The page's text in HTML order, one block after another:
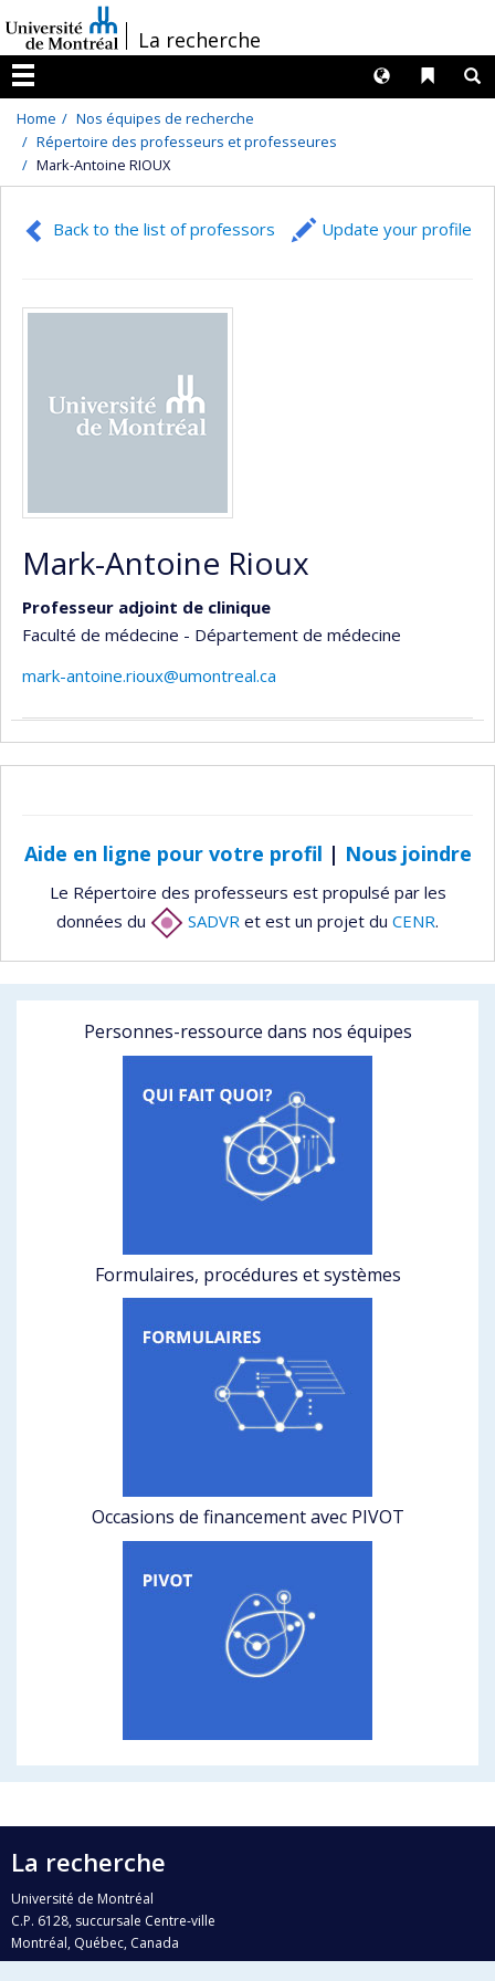
au
contenu
/La recherche
Menu
Liens
Langues
Home
Nos équipes de recherche
Répertoire des professeurs et professeures
Mark-Antoine RIOUX
Back to the list of professors Update your profile
Mark-Antoine Rioux
Professeur adjoint de clinique
Faculté de médecine - Département de médecine
mark-antoine.rioux@umontreal.ca
Aide en ligne pour votre profil | Nous joindre
Le Répertoire des professeurs est propulsé par les
données du
SADVR et est un projet du CENR.
Personnes-ressource dans nos équipes
Formulaires, procédures et systèmes
Occasions de financement avec PIVOT
La recherche
Université de Montréal
C.P. 6128, succursale Centre-ville
Montréal, Québec, Canada
H3C 3J7